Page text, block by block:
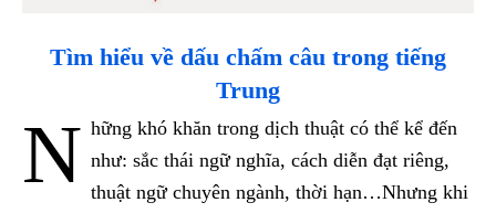
Tìm hiểu về dấu chấm câu trong tiếng
Trung
N hững khó khăn trong dịch thuật có thể kể đến
như: sắc thái ngữ nghĩa, cách diễn đạt riêng,
thuật ngữ chuyên ngành, thời hạn…Nhưng khi